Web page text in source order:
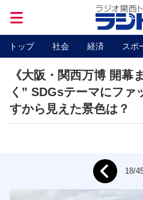
トップ 社会 経済 スポ
《大阪・関西万博 開幕
く” SDGsテーマにファ
すから見えた景色は？
Prev 18/